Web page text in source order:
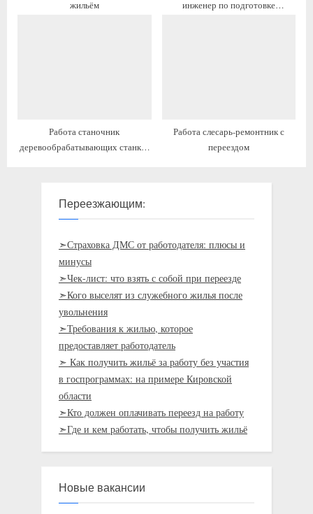
жильём
инженер по подготовке
Работа станочник
деревообрабатывающих станков
Работа слесарь-ремонтник с
переездом
Переезжающим:
➣Страховка ДМС от работодателя: плюсы и
минусы
➣Чек-лист: что взять с собой при переезде
➣Кого выселят из служебного жилья после
увольнения
➣Требования к жилью, которое
предоставляет работодатель
➣ Как получить жильё за работу без участия
в госпрограммах: на примере Кировской
области
➣Кто должен оплачивать переезд на работу
➣Где и кем работать, чтобы получить жильё
Новые вакансии